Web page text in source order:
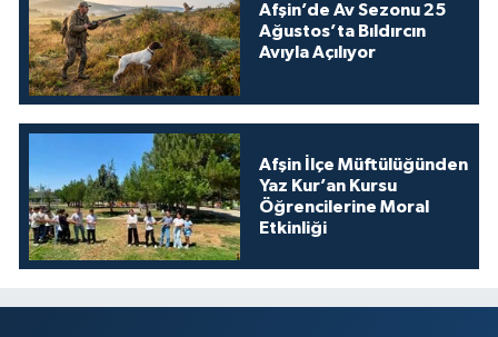
Afşin’de Av Sezonu 25
Ağustos’ta Bıldırcın
Avıyla Açılıyor
Afşin İlçe Müftülüğünden
Yaz Kur’an Kursu
Öğrencilerine Moral
Etkinliği